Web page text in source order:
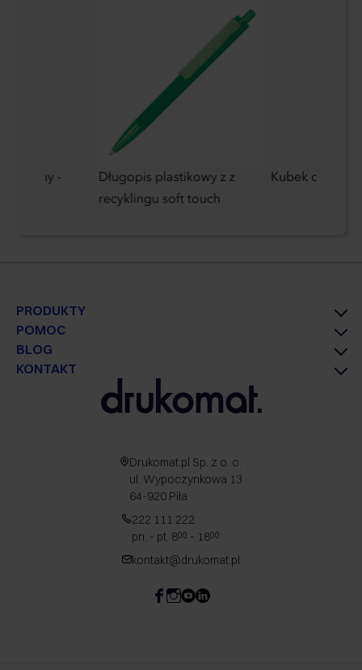
-
Długopis plastikowy z z
recyklingu soft touch
Kubek
PRODUKTY
POMOC
BLOG
KONTAKT
Drukomat.pl Sp. z o. o.
ul. Wypoczynkowa 13
64-920 Piła
222 111 222
pn. - pt. 800 - 1800
kontakt@drukomat.pl